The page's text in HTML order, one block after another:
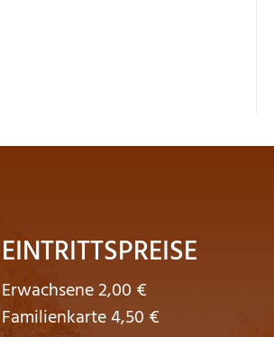
EINTRITTSPREISE
Erwachsene 2,00 €
Familienkarte 4,50 €